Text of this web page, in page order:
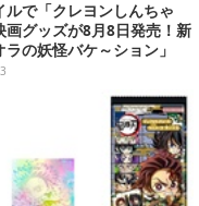
ルで「クレヨンしんちゃ
画グッズが8月8日発売！新
ラの妖怪バケ～ション」
ヘンダーランド」「暗黒タ